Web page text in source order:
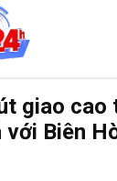
giao cao
với Biên